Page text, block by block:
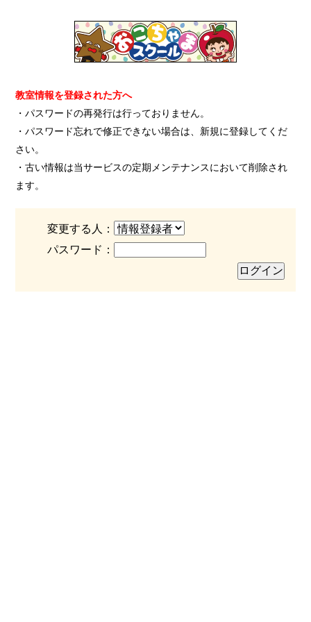
教室情報を登録された方へ
・パスワードの再発行は行っておりません。
・パスワード忘れで修正できない場合は、新規に登録してくだ
さい。
・古い情報は当サービスの定期メンテナンスにおいて削除され
ます。
変更する人：
パスワード：